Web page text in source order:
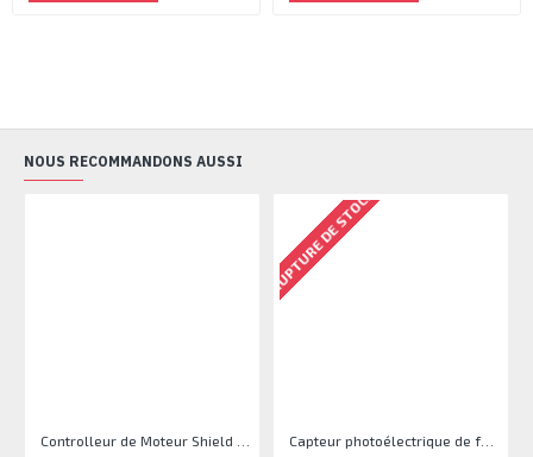
NOUS RECOMMANDONS AUSSI
RUPTURE DE STOCK
Capteur photoélectrique de faisceau Module de capteur IR